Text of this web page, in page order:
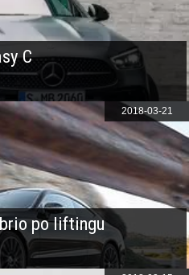
C
po liftingu
2018-03-21